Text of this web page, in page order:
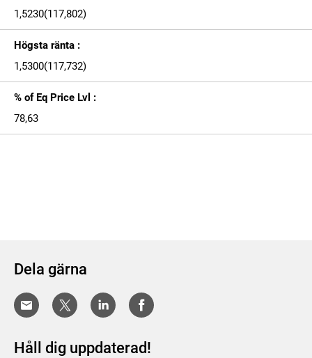
1,5230(117,802)
Högsta ränta :
1,5300(117,732)
% of Eq Price Lvl :
78,63
Dela gärna
Håll dig uppdaterad!